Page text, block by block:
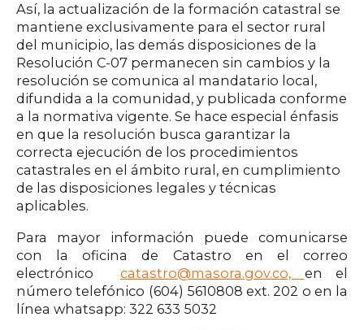
Así, la actualización de la formación catastral se
mantiene exclusivamente para el sector rural
del municipio, las demás disposiciones de la
Resolución C-07 permanecen sin cambios y la
resolución se comunica al mandatario local,
difundida a la comunidad, y publicada conforme
a la normativa vigente. Se hace especial énfasis
en que la resolución busca garantizar la
correcta ejecución de los procedimientos
catastrales en el ámbito rural, en cumplimiento
de las disposiciones legales y técnicas
aplicables.
Para mayor información puede comunicarse
con la oficina de Catastro en el correo
electrónico catastro@masora.gov.co, en el
número telefónico (604) 5610808 ext. 202 o en la
línea whatsapp: 322 633 5032